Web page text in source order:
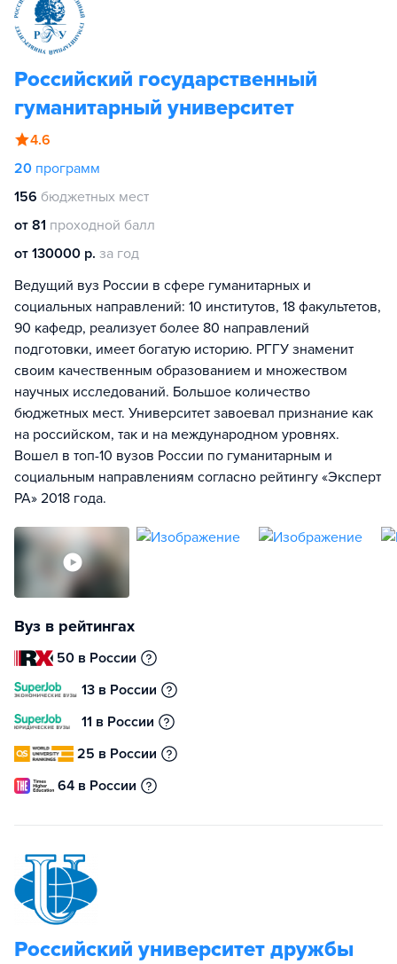
Российский государственный
гуманитарный университет
4.6
20 программ
156 бюджетных мест
от 81 проходной балл
от 130000 р. за год
Ведущий вуз России в сфере гуманитарных и
социальных направлений: 10 институтов, 18 факультетов,
90 кафедр, реализует более 80 направлений
подготовки, имеет богатую историю. РГГУ знаменит
своим качественным образованием и множеством
научных исследований. Большое количество
бюджетных мест. Университет завоевал признание как
на российском, так и на международном уровнях.
Вошел в топ-10 вузов России по гуманитарным и
социальным направлениям согласно рейтингу «Эксперт
РА» 2018 года.
Вуз в рейтингах
50 в России
13 в России
11 в России
25 в России
64 в России
Российский университет дружбы